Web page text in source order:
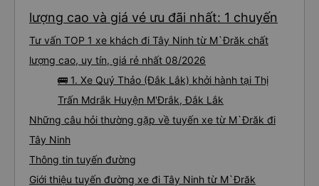
lượng cao và giá vé ưu đãi nhất: 1 chuyến
Tư vấn TOP 1 xe khách đi Tây Ninh từ M`Đrăk chất
lượng cao, uy tín, giá rẻ nhất 08/2026
🚌 1. Xe Quý Thảo (Đắk Lắk) khởi hành tại Thị
Trấn Mdrắk Huyện M'Ðrắk, Đắk Lắk
Những câu hỏi thường gặp về tuyến xe từ M`Đrăk đi
Tây Ninh
Thông tin tuyến đường
Giới thiệu tuyến đường xe đi Tây Ninh từ M`Đrăk